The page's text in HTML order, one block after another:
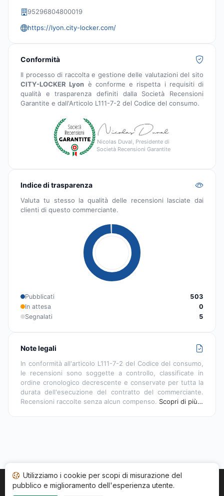
95296804800019
https://lyon.city-locker.com/
Conformità
Il processo di raccolta e gestione delle valutazioni del sito
CITY-LOCKER Lyon è conforme e rispetta i requisiti di
qualità e trasparenza definiti dalla Società Recensioni
Garantite e dall'Articolo L111-7-2 del Codice del consumo.
Nicolas Duval, Presidente di
Società Recensioni Garantite
Indice di trasparenza
Valuta tu stesso la qualità delle recensioni lasciate dai
clienti di questo commerciante.
Pubblicati
503
In attesa
0
Segnalati
5
Note legali
In conformità all'articolo L111-7-2 del Codice del consumo,
le recensioni sono soggette a controllo, classificate in
ordine cronologico decrescente e conservate per tutta la
durata dell'esecuzione del contratto del commerciante.
Recensioni raccolte senza alcun compenso. Scopri di più…
Home Stato recensioni Categorie CGU
Utilizziamo i cookie per scopi di misurazione del
pubblico e miglioramento dell'esperienza utente.